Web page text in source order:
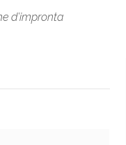
d’impronta